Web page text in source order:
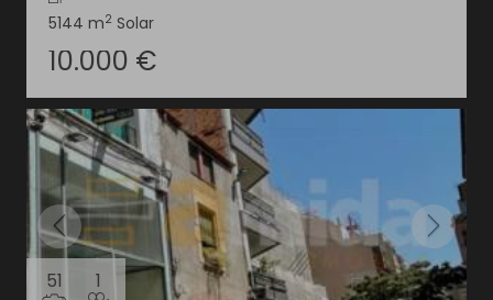
5144 m2 Solar
10.000 €
51 1